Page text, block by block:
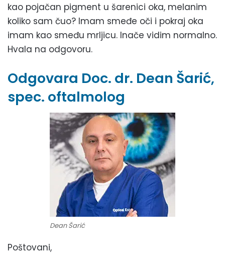
kao pojačan pigment u šarenici oka, melanim
koliko sam čuo? Imam smeđe oči i pokraj oka
imam kao smeđu mrljicu. Inače vidim normalno.
Hvala na odgovoru.
Odgovara Doc. dr. Dean Šarić,
spec. oftalmolog
Dean Šarić
Poštovani,